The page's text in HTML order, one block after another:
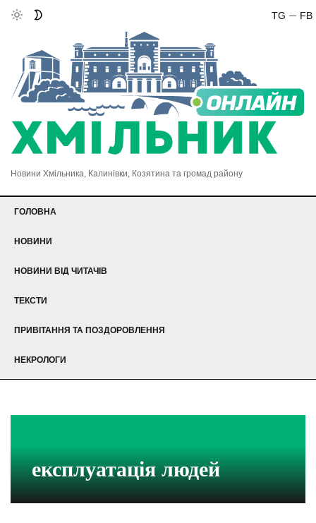
FB
TG
Новини Хмільника, Калинівки, Козятина та громад району
ГОЛОВНА
НОВИНИ
НОВИНИ ВІД ЧИТАЧІВ
ТЕКСТИ
ПРИВІТАННЯ ТА ПОЗДОРОВЛЕННЯ
НЕКРОЛОГИ
експлуатація людей